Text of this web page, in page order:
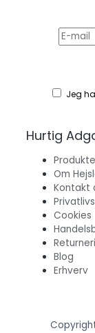
Jeg
Hurtig
Om
Kontakt
Cookies
Blog
Erhverv